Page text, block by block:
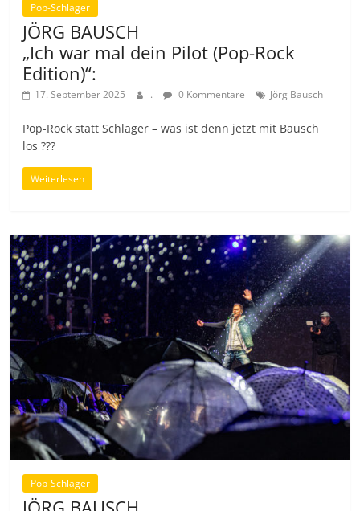
Pop-Schlager
JÖRG BAUSCH
„Ich war mal dein Pilot (Pop-Rock
Edition)“:
17. September 2025 . 0 Kommentare Jörg Bausch
Pop-Rock statt Schlager – was ist denn jetzt mit Bausch
los ???
Weiterlesen
Pop-Schlager